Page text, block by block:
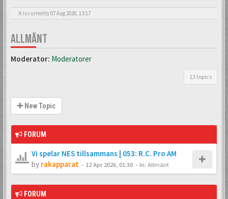
It is currently 07 Aug 2026, 13:17
ALLMÄNT
Moderator: Moderatorer
13 topics
New Topic
FORUM
Vi spelar NES tillsammans | 053: R.C. Pro AM
by rakapparat - 12 Apr 2026, 01:30 - In: Allmänt
FORUM